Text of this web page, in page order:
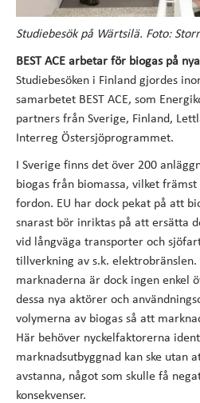
Studiebesök på Wärtsilä. Foto:
BEST ACE arbetar för biogas på
Studiebesöken i Finland gjordes
samarbetet BEST ACE, som
partners från Sverige, Finland,
Interreg Östersjöprogrammet.
I Sverige finns det över 200
biogas från biomassa, vilket främst
fordon. EU har dock pekat på att
snarast bör inriktas på att ersätta
vid långväga transporter och
tillverkning av s.k.
marknaderna är dock ingen enkel
dessa nya aktörer och
volymerna av biogas så att
Här behöver nyckelfaktorerna
marknadsutbyggnad kan ske utan
avstanna, något som skulle få
konsekvenser.